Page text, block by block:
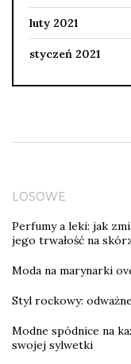
luty 2021
styczeń 2021
LOSOWE
Perfumy a leki: jak
jego trwałość na
Moda na marynarki
Styl rockowy:
Modne spódnice na
swojej sylwetki